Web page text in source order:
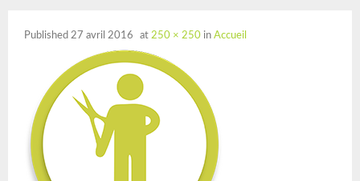
Published 27 avril 2016 at 250 × 250 in Accueil